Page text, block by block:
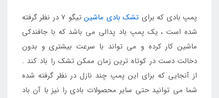
پمپ بادی که برای تشک بادی ماشین
تیگو 7 در نظر گرفته
شده است ، یک پمپ باد پدالی می باشد که با جافندکی
ماشین کار کرده و می تواند با سرعت بیشتری و بدون
دخالت دست در کوتاه ترین زمان ممکن تشک را باد کند .
از آنجایی که برای این پمپ چند نازل در نظر گرفته شده
شما می توانید حتی سایر محصولات بادی را نیز با آن باد